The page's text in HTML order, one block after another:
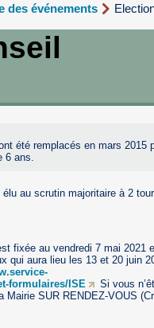
des événements
été remplacés en mars 2015
6 ans.
au scrutin majoritaire à 2
fixée au vendredi 7 mai 2021
qui aura lieu les 13 et 20 juin
formulaires/ISE
Si vous
Mairie SUR RENDEZ-VOUS